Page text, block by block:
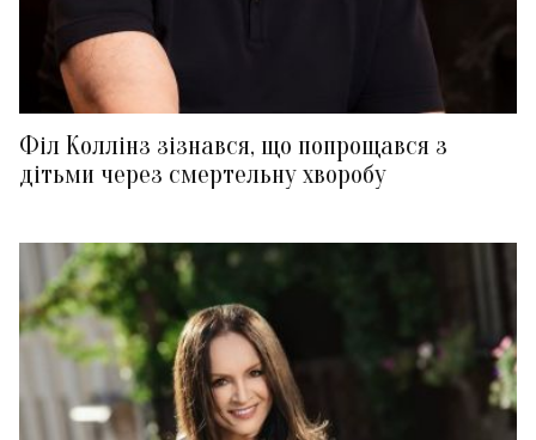
Філ Коллінз зізнався, що попрощався з
дітьми через смертельну хворобу